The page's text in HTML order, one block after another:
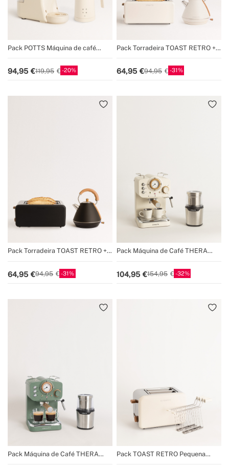
Pack POTTS Máquina de café
aquecedor de leite e chocolate
94,95 119,95 20
Pack Torradeira TOAST RETRO +
64,95 94,95 31
Pack Torradeira TOAST RETRO +
64,95 94,95 31
Pack Máquina de Café THERA
104,95 154,95 32
Pack Máquina de Café THERA
Pack TOAST RETRO Pequena